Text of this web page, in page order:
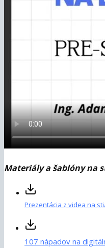
Materiály a šablóny na
Prezentácia z videa na
107 nápadov na